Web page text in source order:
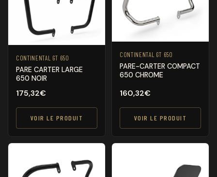
CONTINENTAL GT 650
PARE CARTER LARGE
650 NOIR
175,32€
VOIR LE PRODUIT
CONTINENTAL GT 650
PARE-CARTER COMPACT
650 CHROME
160,32€
VOIR LE PRODUIT